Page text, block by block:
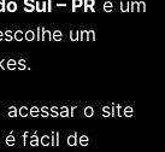
Sul – PR é um
um
o site
é fácil de